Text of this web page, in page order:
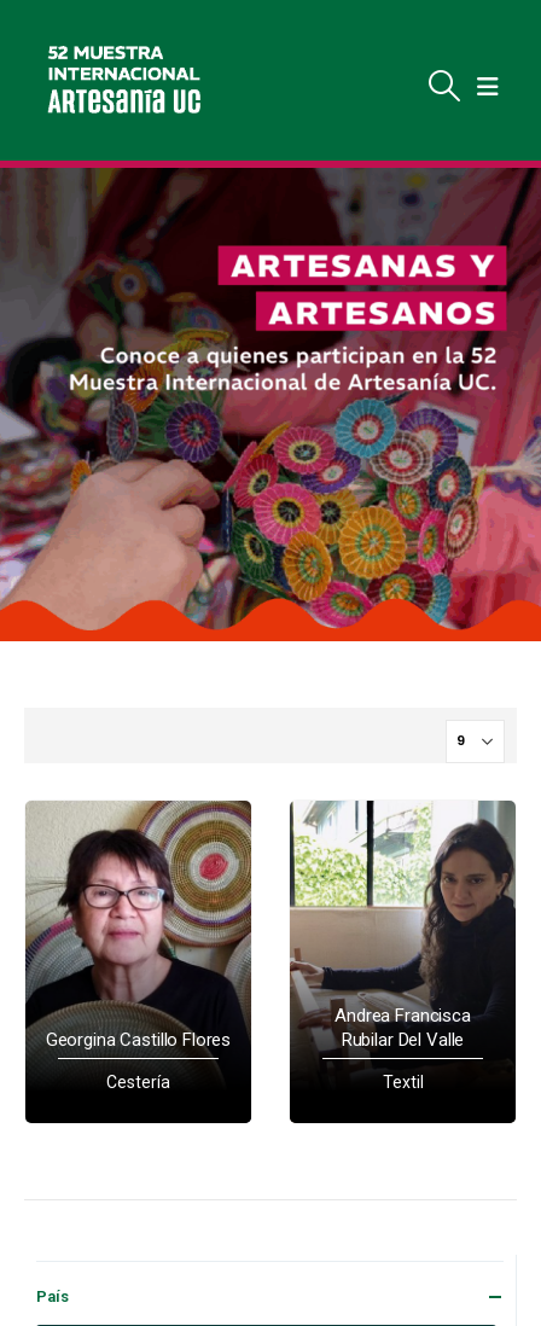
Georgina Castillo Flores
Cestería
Andrea Francisca
Rubilar Del Valle
Textil
País